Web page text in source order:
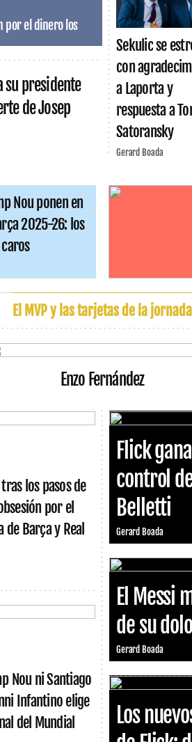
por el dinero los
su presidente
de Josep
Sekulic se
con
a Laporta y
respuesta a
Satoransky
Gerard Boada
Nou ponen en
2025-26: los
El MVP y las tarjetas de la jornada
Enzo Fernández
los pasos de
por el
Barça y Real
Nou ni Santiago
Infantino elige
del Mundial
Flick
control
Belletti
Gerard Boada
El Messi
de su
Gerard Boada
Los